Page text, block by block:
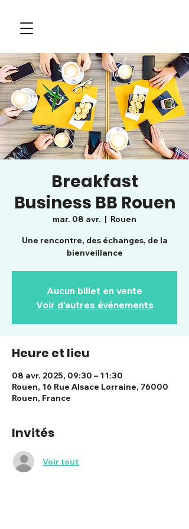
Breakfast
Business BB Rouen
mar. 08 avr.
  |
Rouen
Une rencontre, des échanges, de la
bienveillance
Aucun billet en vente
Voir d'autres événements
Heure et lieu
08 avr. 2025, 09:30 – 11:30
Rouen, 16 Rue Alsace Lorraine, 76000
Rouen, France
Invités
Voir tout